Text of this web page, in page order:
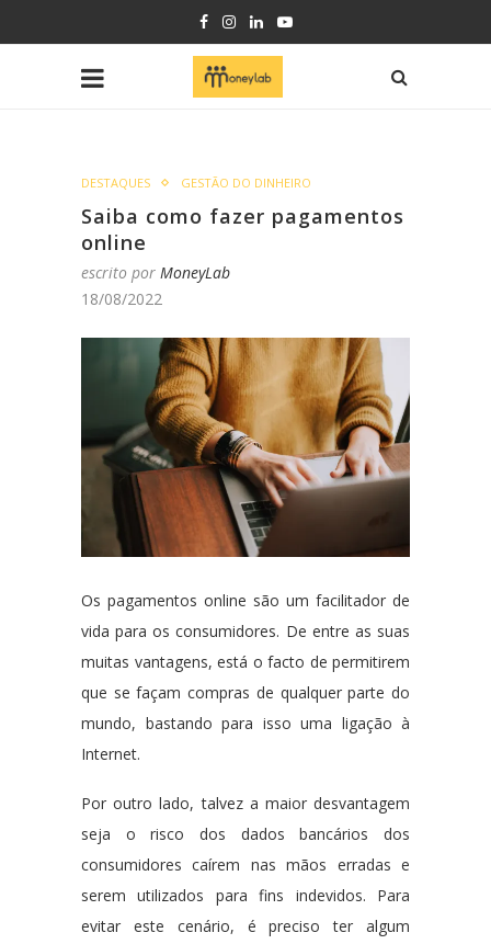
DESTAQUES GESTÃO DO DINHEIRO
Saiba como fazer pagamentos
online
escrito por MoneyLab
18/08/2022
Os pagamentos online são um facilitador de
vida para os consumidores. De entre as suas
muitas vantagens, está o facto de permitirem
que se façam compras de qualquer parte do
mundo, bastando para isso uma ligação à
Internet.
Por outro lado, talvez a maior desvantagem
seja o risco dos dados bancários dos
consumidores caírem nas mãos erradas e
serem utilizados para fins indevidos. Para
evitar este cenário, é preciso ter algum